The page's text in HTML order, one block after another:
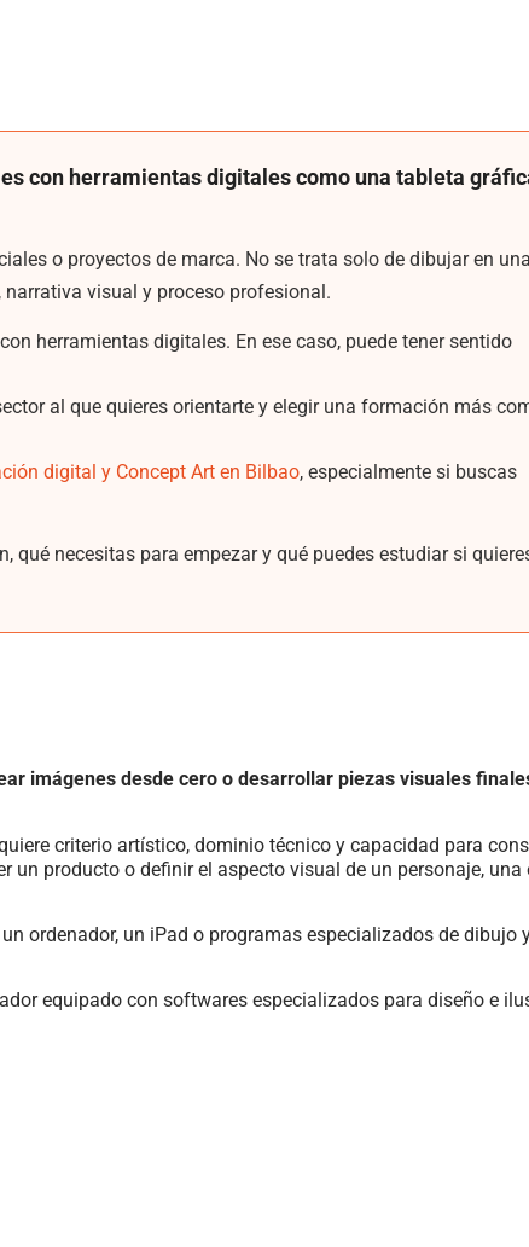
con herramientas digitales como una tableta
o proyectos de marca. No se trata solo de dibujar en una
visual y proceso profesional.
herramientas digitales. En ese caso, puede tener sentido
al que quieres orientarte y elegir una formación más
digital y Concept Art en Bilbao, especialmente si buscas
qué necesitas para empezar y qué puedes estudiar si
imágenes desde cero o desarrollar piezas visuales
criterio artístico, dominio técnico y capacidad para
producto o definir el aspecto visual de un personaje, una
ordenador, un iPad o programas especializados de dibujo
equipado con softwares especializados para diseño e